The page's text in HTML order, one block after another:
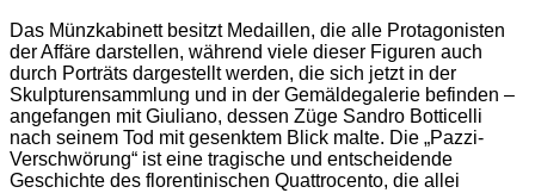
Das Münzkabinett besitzt Medaillen, die alle Protagonisten
der Affäre darstellen, während viele dieser Figuren auch
durch Porträts dargestellt werden, die sich jetzt in der
Skulpturensammlung und in der Gemäldegalerie befinden –
angefangen mit Giuliano, dessen Züge Sandro Botticelli
nach seinem Tod mit gesenktem Blick malte. Die „Pazzi-
Verschwörung“ ist eine tragische und entscheidende
Geschichte des florentinischen Quattrocento, die allei